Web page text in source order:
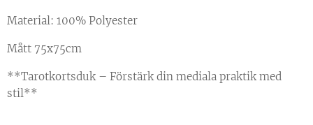
Material: 100% Polyester
Mått 75x75cm
**Tarotkortsduk – Förstärk din mediala praktik med
stil**